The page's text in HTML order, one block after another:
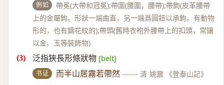
例如
帶冕(大帶和冠冕);帶圍(腰圍，腰帶);帶鉤(皮革腰帶
上的金屬鉤。形狀一端曲直，另一端爲圓鈕以承鉤。有動物
形的，也有鑄花紋的);帶頭(舊時衣袍外腰帶上的扣頭，常鑲
以金、玉等裝飾物)
泛指狹長形條狀物 [belt]
书证 而半山居霧若帶然 —— 清·姚鼐 《登泰山記》